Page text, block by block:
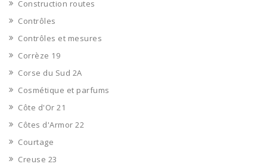
Construction routes
Contrôles
Contrôles et mesures
Corrèze 19
Corse du Sud 2A
Cosmétique et parfums
Côte d'Or 21
Côtes d'Armor 22
Courtage
Creuse 23